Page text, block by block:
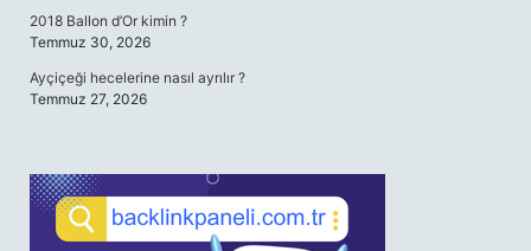
2018 Ballon d’Or kimin ?
Temmuz 30, 2026
Ayçiçeği hecelerine nasıl ayrılır ?
Temmuz 27, 2026